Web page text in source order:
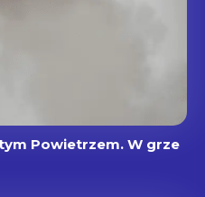
Powietrzem. W grze